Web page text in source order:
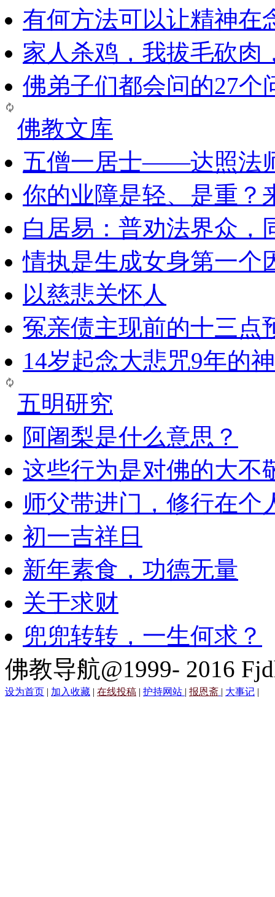
有何方法可以让精神在
家人杀鸡，我拔毛砍肉
佛弟子们都会问的27个
佛教文库
五僧一居士——达照法
你的业障是轻、是重？
白居易：普劝法界众，
情执是生成女身第一个
以慈悲关怀人
冤亲债主现前的十三点
14岁起念大悲咒9年的
五明研究
阿阇梨是什么意思？
这些行为是对佛的大不
师父带进门，修行在个
初一吉祥日
新年素食，功德无量
关于求财
兜兜转转，一生何求？
佛教导航@1999- 2016
设为首页 | 加入收藏 | 在线投稿 | 护持网站 | 报恩斋 | 大事记 |